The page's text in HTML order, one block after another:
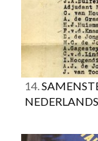
14.